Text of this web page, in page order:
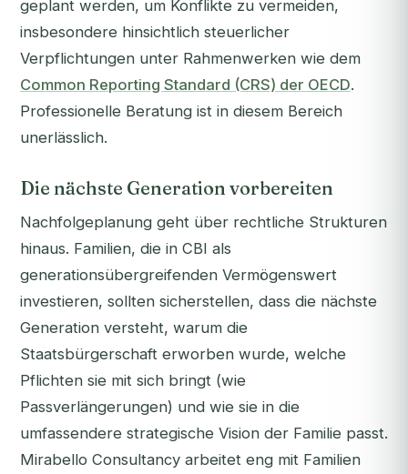
geplant werden, um Konflikte zu vermeiden,
insbesondere hinsichtlich steuerlicher
Verpflichtungen unter Rahmenwerken wie dem
Common Reporting Standard (CRS) der OECD.
Professionelle Beratung ist in diesem Bereich
unerlässlich.
Die nächste Generation vorbereiten
Nachfolgeplanung geht über rechtliche Strukturen
hinaus. Familien, die in CBI als
generationsübergreifenden Vermögenswert
investieren, sollten sicherstellen, dass die nächste
Generation versteht, warum die
Staatsbürgerschaft erworben wurde, welche
Pflichten sie mit sich bringt (wie
Passverlängerungen) und wie sie in die
umfassendere strategische Vision der Familie passt.
Mirabello Consultancy arbeitet eng mit Familien